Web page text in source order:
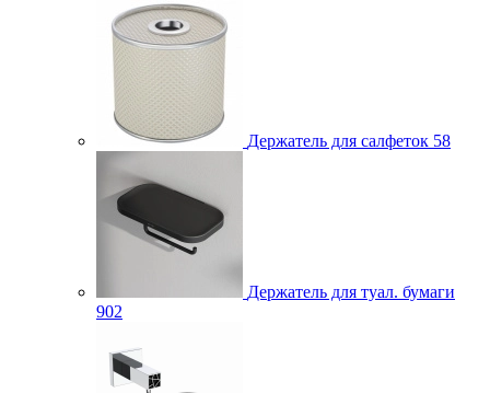
Держатель для салфеток 58
Держатель для туал. бумаги
902